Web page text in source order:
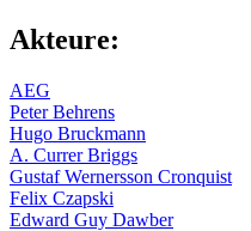
Akteure:
AEG
Peter Behrens
Hugo Bruckmann
A. Currer Briggs
Gustaf Wernersson Cronquist
Felix Czapski
Edward Guy Dawber